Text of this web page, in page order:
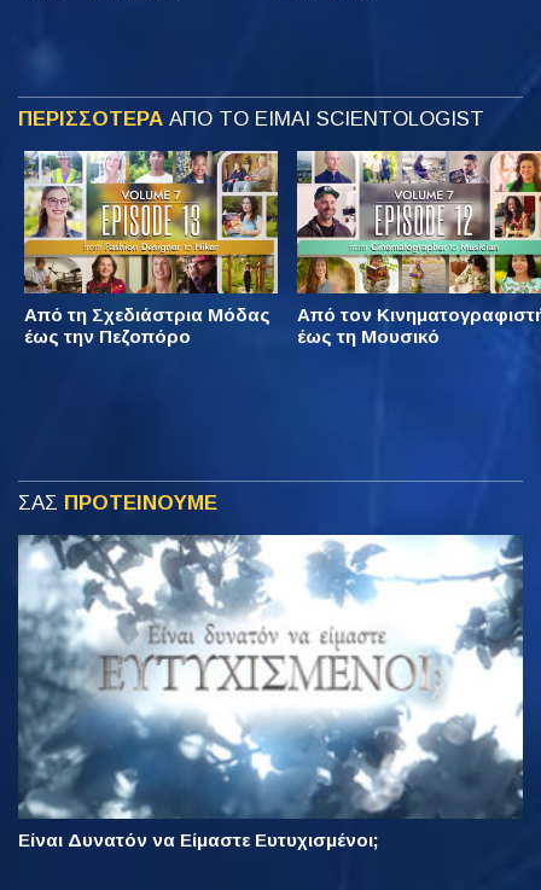
ΠΕΡΙΣΣΟΤΕΡΑ ΑΠΟ ΤΟ ΕΙΜΑΙ SCIENTOLOGIST
Από τη Σχεδιάστρια Μόδας
έως την Πεζοπόρο
Από τον
έως τη Μουσικό
ΣΑΣ ΠΡΟΤΕΙΝΟΥΜΕ
Είναι Δυνατόν να Είμαστε Ευτυχισμένοι;